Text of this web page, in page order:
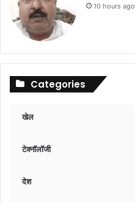
10 hours ago
Categories
खेल
टेक्नॉलॉजी
देश